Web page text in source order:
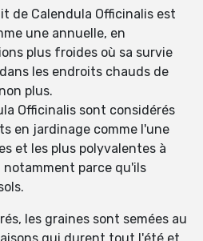
de Calendula Officinalis est
une annuelle, en
plus froides où sa survie
les endroits chauds de
plus.
Officinalis sont considérés
en jardinage comme l'une
et les plus polyvalentes à
parce qu'ils
les graines sont semées au